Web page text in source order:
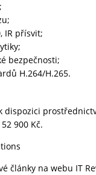
IR přísvit;
bezpečnosti;
H.264/H.265.
k dispozici
900 Kč.
články na webu IT